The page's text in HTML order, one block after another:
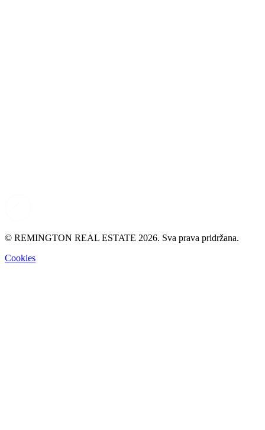
© REMINGTON REAL ESTATE 2026. Sva prava pridržana.
Cookies